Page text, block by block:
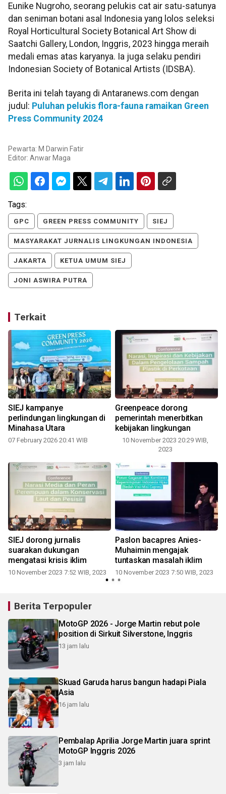
Eunike Nugroho, seorang pelukis cat air satu-satunya
dan seniman botani asal Indonesia yang lolos seleksi
Royal Horticultural Society Botanical Art Show di
Saatchi Gallery, London, Inggris, 2023 hingga meraih
medali emas atas karyanya. Ia juga selaku pendiri
Indonesian Society of Botanical Artists (IDSBA).
Berita ini telah tayang di Antaranews.com dengan
judul: Puluhan pelukis flora-fauna ramaikan Green
Press Community 2024
Pewarta: M Darwin Fatir
Editor: Anwar Maga
Tags:
GPC GREEN PRESS COMMUNITY SIEJ
MASYARAKAT JURNALIS LINGKUNGAN INDONESIA
JAKARTA KETUA UMUM SIEJ
JONI ASWIRA PUTRA
Terkait
SIEJ kampanye
perlindungan lingkungan di
Minahasa Utara
07 February 2026 20:41 WIB
Greenpeace dorong
pemerintah menerbitkan
kebijakan lingkungan
10 November 2023 20:29 WIB,
2023
SIEJ dorong jurnalis
suarakan dukungan
mengatasi krisis iklim
10 November 2023 7:52 WIB, 2023
Paslon bacapres Anies-
Muhaimin mengajak
tuntaskan masalah iklim
10 November 2023 7:50 WIB, 2023
Berita Terpopuler
MotoGP 2026 - Jorge Martin rebut pole
position di Sirkuit Silverstone, Inggris
13 jam lalu
Skuad Garuda harus bangun hadapi Piala
Asia
16 jam lalu
Pembalap Aprilia Jorge Martin juara sprint
MotoGP Inggris 2026
3 jam lalu